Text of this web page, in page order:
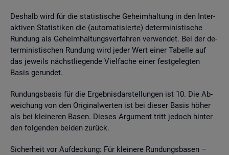
Des­halb wird für die sta­tis­ti­sche Ge­heim­hal­tung in den In­ter­
ak­ti­ven Sta­tis­ti­ken die (au­to­ma­ti­sier­te) de­ter­mi­nis­ti­sche
Run­dung als Ge­heim­hal­tungs­ver­fah­ren ver­wen­det. Bei der de­
ter­mi­nis­ti­schen Run­dung wird jeder Wert einer Ta­bel­le auf
das je­weils nächst­lie­gen­de Viel­fa­che einer fest­ge­leg­ten
Basis ge­run­det.
Run­dungs­ba­sis für die Er­geb­nis­dar­stel­lun­gen ist 10. Die Ab­
wei­chung von den Ori­gi­nal­wer­ten ist bei die­ser Basis höher
als bei klei­ne­ren Basen. Die­ses Ar­gu­ment tritt je­doch hin­ter
den fol­gen­den bei­den zu­rück.
Si­cher­heit vor Auf­de­ckung: Für klei­ne­re Run­dungs­ba­sen –